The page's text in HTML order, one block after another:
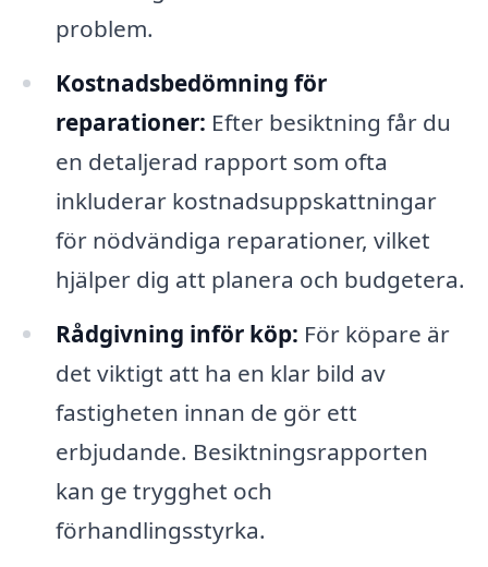
problem.
Kostnadsbedömning för
reparationer: Efter besiktning får du
en detaljerad rapport som ofta
inkluderar kostnadsuppskattningar
för nödvändiga reparationer, vilket
hjälper dig att planera och budgetera.
Rådgivning inför köp: För köpare är
det viktigt att ha en klar bild av
fastigheten innan de gör ett
erbjudande. Besiktningsrapporten
kan ge trygghet och
förhandlingsstyrka.